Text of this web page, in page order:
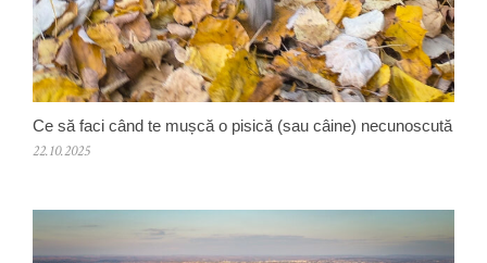
Ce să faci când te mușcă o pisică (sau câine) necunoscută
22.10.2025